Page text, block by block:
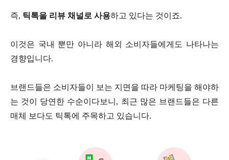
즉, 틱톡을 리뷰 채널로 사용하고 있다는 것이죠.
이것은 국내 뿐만 아니라 해외 소비자들에게도 나타나는
경향입니다.
브랜드들은 소비자들이 보는 지면을 따라 마케팅을 해야하
는 것이 당연한 수순이다보니, 최근 많은 브랜드들은 다른
매체 보다도 틱톡에 주목하고 있습니다.